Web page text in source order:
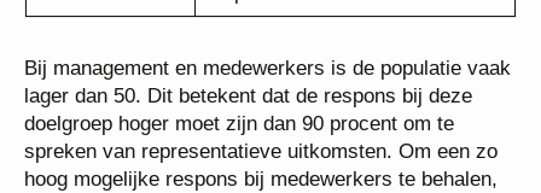
Bij management en medewerkers is de populatie vaak
lager dan 50. Dit betekent dat de respons bij deze
doelgroep hoger moet zijn dan 90 procent om te
spreken van representatieve uitkomsten. Om een zo
hoog mogelijke respons bij medewerkers te behalen,